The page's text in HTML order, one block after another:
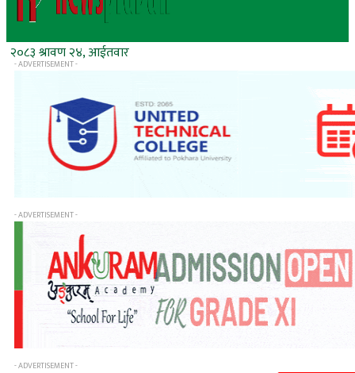
२०८३ श्रावण २४, आईतवार
- ADVERTISEMENT -
- ADVERTISEMENT -
- ADVERTISEMENT -